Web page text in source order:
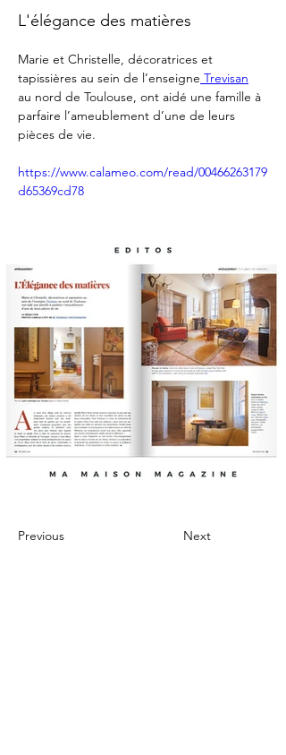
L'élégance des matières
Marie et Christelle, décoratrices et
tapissières au sein de l’enseigne Trevisan
au nord de Toulouse, ont aidé une famille à
parfaire l’ameublement d’une de leurs
pièces de vie.
https://www.calameo.com/read/00466263179
d65369cd78
Previous Next